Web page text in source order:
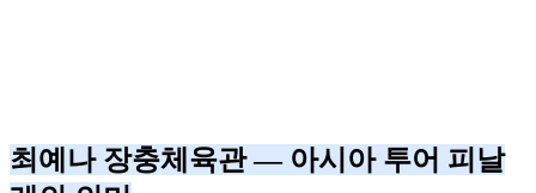
최예나 장충체육관 — 아시아 투어 피날